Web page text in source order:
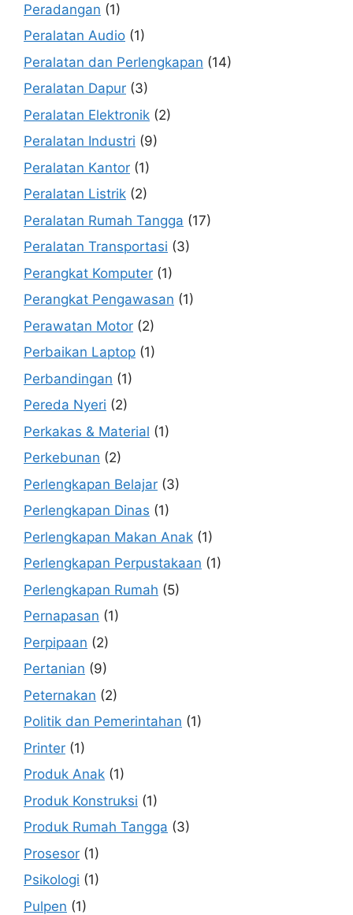
Peradangan (1)
Peralatan Audio (1)
Peralatan dan Perlengkapan (14)
Peralatan Dapur (3)
Peralatan Elektronik (2)
Peralatan Industri (9)
Peralatan Kantor (1)
Peralatan Listrik (2)
Peralatan Rumah Tangga (17)
Peralatan Transportasi (3)
Perangkat Komputer (1)
Perangkat Pengawasan (1)
Perawatan Motor (2)
Perbaikan Laptop (1)
Perbandingan (1)
Pereda Nyeri (2)
Perkakas & Material (1)
Perkebunan (2)
Perlengkapan Belajar (3)
Perlengkapan Dinas (1)
Perlengkapan Makan Anak (1)
Perlengkapan Perpustakaan (1)
Perlengkapan Rumah (5)
Pernapasan (1)
Perpipaan (2)
Pertanian (9)
Peternakan (2)
Politik dan Pemerintahan (1)
Printer (1)
Produk Anak (1)
Produk Konstruksi (1)
Produk Rumah Tangga (3)
Prosesor (1)
Psikologi (1)
Pulpen (1)